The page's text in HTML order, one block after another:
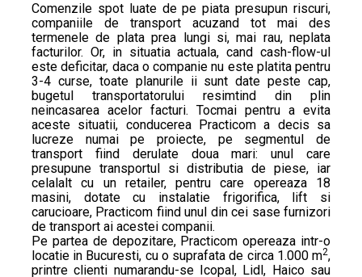
Comenzile spot luate de pe piata presupun riscuri,
companiile de transport acuzand tot mai des
termenele de plata prea lungi si, mai rau, neplata
facturilor. Or, in situatia actuala, cand cash-flow-ul
este deficitar, daca o companie nu este platita pentru
3-4 curse, toate planurile ii sunt date peste cap,
bugetul transportatorului resimtind din plin
neincasarea acelor facturi. Tocmai pentru a evita
aceste situatii, conducerea Practicom a decis sa
lucreze numai pe proiecte, pe segmentul de
transport fiind derulate doua mari: unul care
presupune transportul si distributia de piese, iar
celalalt cu un retailer, pentru care opereaza 18
masini, dotate cu instalatie frigorifica, lift si
carucioare, Practicom fiind unul din cei sase furnizori
de transport ai acestei companii.
Pe partea de depozitare, Practicom opereaza intr-o
locatie in Bucuresti, cu o suprafata de circa 1.000 m2,
printre clienti numarandu-se Icopal, Lidl, Haico sau